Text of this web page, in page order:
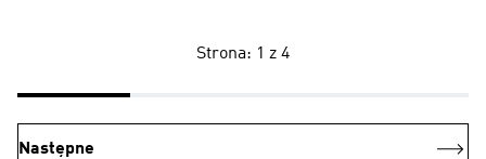
Strona: 1 z 4
Następne